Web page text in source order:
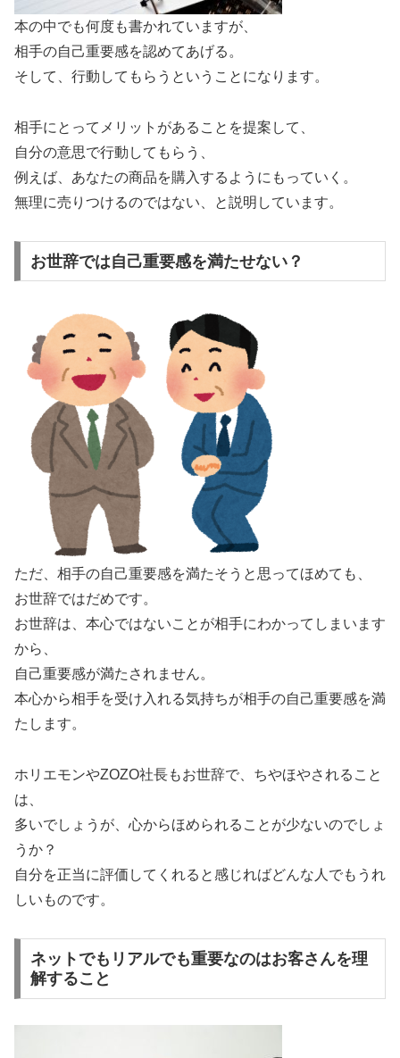
本の中でも何度も書かれていますが、
相手の自己重要感を認めてあげる。
そして、行動してもらうということになります。
相手にとってメリットがあることを提案して、
自分の意思で行動してもらう、
例えば、あなたの商品を購入するようにもっていく。
無理に売りつけるのではない、と説明しています。
お世辞では自己重要感を満たせない？
ただ、相手の自己重要感を満たそうと思ってほめても、
お世辞ではだめです。
お世辞は、本心ではないことが相手にわかってしまいます
から、
自己重要感が満たされません。
本心から相手を受け入れる気持ちが相手の自己重要感を満
たします。
ホリエモンやZOZO社長もお世辞で、ちやほやされること
は、
多いでしょうが、心からほめられることが少ないのでしょ
うか？
自分を正当に評価してくれると感じればどんな人でもうれ
しいものです。
ネットでもリアルでも重要なのはお客さんを理
解すること